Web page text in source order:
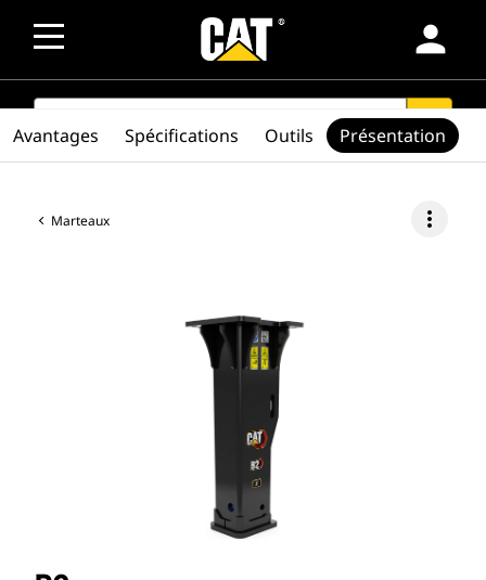
person
SEARCH search
Marteaux more_vert
Avantages Spécifications Outils Présentation